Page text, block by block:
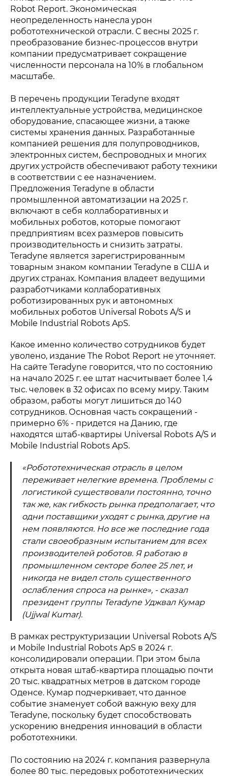
Robot Report. Экономическая
неопределенность нанесла урон
робототехнической отрасли. С весны 2025 г.
преобразование бизнес-процессов внутри
компании предусматривает сокращение
численности персонала на 10% в глобальном
масштабе.
В перечень продукции Teradyne входят
интеллектуальные устройства, медицинское
оборудование, спасающее жизни, а также
системы хранения данных. Разработанные
компанией решения для полупроводников,
электронных систем, беспроводных и многих
других устройств обеспечивают работу техники
в соответствии с ее назначением.
Предложения Teradyne в области
промышленной автоматизации на 2025 г.
включают в себя коллаборативных и
мобильных роботов, которые помогают
предприятиям всех размеров повысить
производительность и снизить затраты.
Teradyne является зарегистрированным
товарным знаком компании Teradyne в США и
других странах. Компания владеет ведущими
разработчиками коллаборативных
роботизированных рук и автономных
мобильных роботов Universal Robots A/S и
Mobile Industrial Robots ApS.
Какое именно количество сотрудников будет
уволено, издание The Robot Report не уточняет.
На сайте Teradyne говорится, что по состоянию
на начало 2025 г. ее штат насчитывает более 1,4
тыс. человек в 32 офисах по всему миру. Таким
образом, работы могут лишиться до 140
сотрудников. Основная часть сокращений -
примерно 6% - придется на Данию, где
находятся штаб-квартиры Universal Robots A/S и
Mobile Industrial Robots ApS.
«Робототехническая отрасль в целом
переживает нелегкие времена. Проблемы с
логистикой существовали постоянно, точно
так же, как гибкость рынка предполагает, что
одни поставщики уходят с рынка, другие на
нем появляются. Но все же последние года
стали своеобразным испытанием для всех
производителей роботов. Я работаю в
промышленном секторе более 25 лет, и
никогда не видел столь существенного
ослабления спроса на рынке», - сказал
президент группы Teradyne Уджвал Кумар
(Ujjwal Kumar).
В рамках реструктуризации Universal Robots A/S
и Mobile Industrial Robots ApS в 2024 г.
консолидировали операции. При этом была
открыта новая штаб-квартира площадью почти
20 тыс. квадратных метров в датском городе
Оденсе. Кумар подчеркивает, что данное
событие знаменует собой важную веху для
Teradyne, поскольку будет способствовать
ускорению внедрения инноваций в области
робототехники.
По состоянию на 2024 г. компания развернула
более 80 тыс. передовых робототехнических